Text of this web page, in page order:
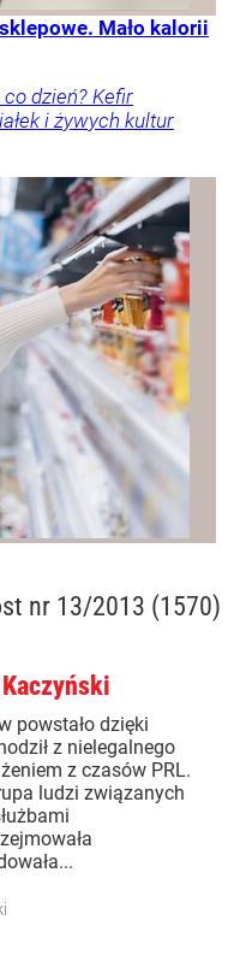
Mało kalorii
dzień? Kefir
i żywych kultur
nr 13/2013 (1570)
powstało dzięki
z nielegalnego
z czasów PRL.
ludzi związanych